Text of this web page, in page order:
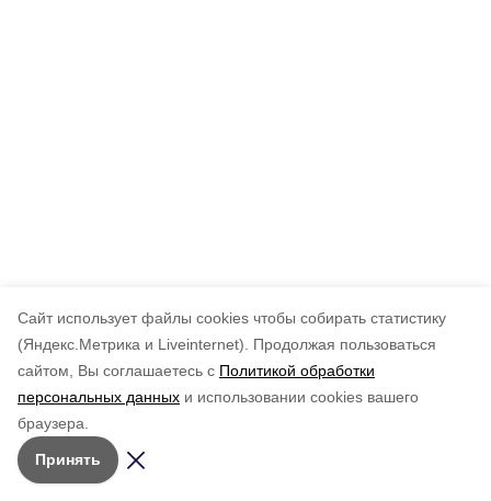
Cайт использует файлы cookies чтобы собирать статистику
(Яндекс.Метрика и Liveinternet).
Продолжая пользоваться
сайтом, Вы соглашаетесь с Политикой обработки
персональных данных и использовании cookies вашего
браузера.
Принять